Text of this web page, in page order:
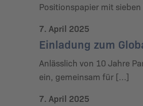
Positionspapier mit
7. April 2025
Einladung zum
Anlässlich von 10 Jahre
ein, gemeinsam für […]
7. April 2025